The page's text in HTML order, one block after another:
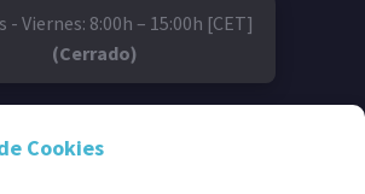
Cookies
- Viernes: 8:00h – 15:00h [CET]
(Cerrado)